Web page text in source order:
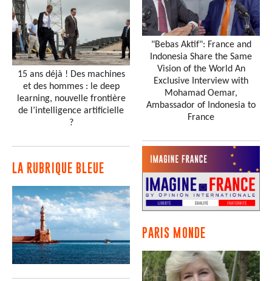
15 ans déjà ! Des machines
et des hommes : le deep
learning, nouvelle frontière
de l’intelligence artificielle
?
LA RUBRIQUE BLEUE
"Bebas Aktif": France and
Indonesia Share the Same
Vision of the World An
Exclusive Interview with
Mohamad Oemar,
Ambassador of Indonesia to
France
PARIS MONDE